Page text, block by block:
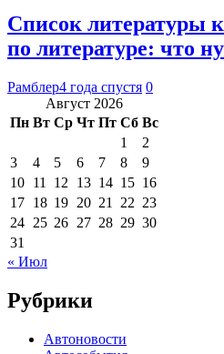
Список литературы
по литературе: что
Рамблер4 года спустя 0
Август 2026
Пн Вт Ср Чт Пт Сб Вс
1
2
3
4 5 6 7 8
9
10 11 12 13 14 15 16
17 18 19 20 21 22 23
24 25 26 27 28 29 30
31
« Июл
Рубрики
Автоновости